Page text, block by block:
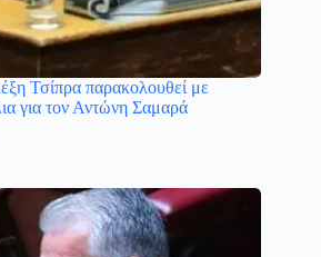
Τσίπρα παρακολουθεί με
για τον Αντώνη Σαμαρά